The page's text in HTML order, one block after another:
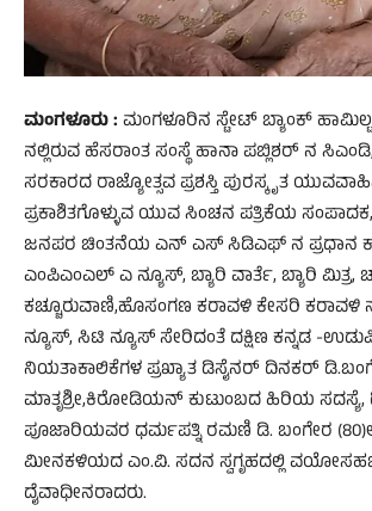
ಮಂಗಳೂರು : ಮಂಗಳೂರಿನ ಸ್ಟೇಟ್ ಬ್ಯಾಂಕ್
ನಲ್ಲಿರುವ ಹೆಸರಾಂತ ಸಂಸ್ಥೆ ಹಾನಾ ಪಬ್ಲಿಶರ್ ನ
ಸರಕಾರದ ರಾಜ್ಯೋತ್ಸವ ಪ್ರಶಸ್ತಿ ಪುರಸ್ಕೃತ
ಪ್ರಕಾಶಿತಗೊಳ್ಳುವ ಯುವ ಸಿಂಚನ ಪತ್ರಿಕೆಯ
ಜನಪರ ಚಿಂತನೆಯ ಎನ್ ಎಸ್ ಸಿಡಿಎಫ್ ನ ಪ್ರಧಾನ
ಎಂಪಿಎಂಎಲ್ ಎ ನ್ಯೂಸ್, ಬ್ಯಾರಿ ವಾರ್ತೆ, ಬ್ಯಾರಿ ಮಿತ್ರ,
ಕಚ್ಚೂರುವಾಣಿ,ಹೊಸಂಗಣ ಕರಾವಳಿ ಕೇಸರಿ ಕರಾವಳಿ
ನ್ಯೂಸ್, ಸಿಟಿ ನ್ಯೂಸ್ ಸೇರಿದಂತೆ ದಕ್ಷಿಣ ಕನ್ನಡ -
ನಿಯತಾಕಾಲಿಕೆಗಳ ಪ್ರಖ್ಯಾತ ಡಿಸೈನರ್ ದಿನಕರ್
ಮಾತೃಶ್ರೀ,ಕಿರೋಡಿಯನ್ ಕುಟುಂಬದ ಹಿರಿಯ ಸದಸ್ಯೆ,
ಪೂಜಾರಿಯವರ ಧರ್ಮಪತ್ನಿ ರಮಣಿ ಡಿ. ಬಂಗೇರ
ಮೀನಕಳಿಯದ ಎಂ.ವಿ. ಸದನ ಸ್ವಗೃಹದಲ್ಲಿ
ದೈವಾಧೀನರಾದರು.